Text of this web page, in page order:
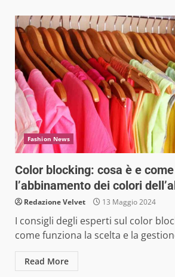
Fashion News
Color blocking: cosa è e
l’abbinamento dei colori
Redazione Velvet 13 Maggio 2024
I consigli degli esperti sul color
come funziona la scelta e la
Read More